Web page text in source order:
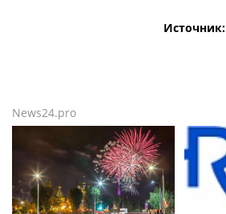
Источник:
News24.pro